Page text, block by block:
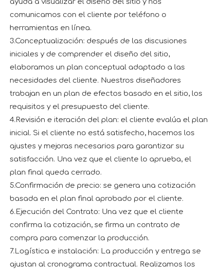
ayuda a visualizar el diseño del sitio y nos
comunicamos con el cliente por teléfono o
herramientas en línea.
3.Conceptualización: después de las discusiones
iniciales y de comprender el diseño del sitio,
elaboramos un plan conceptual adaptado a las
necesidades del cliente. Nuestros diseñadores
trabajan en un plan de efectos basado en el sitio, los
requisitos y el presupuesto del cliente.
4.Revisión e iteración del plan: el cliente evalúa el plan
inicial. Si el cliente no está satisfecho, hacemos los
ajustes y mejoras necesarios para garantizar su
satisfacción. Una vez que el cliente lo aprueba, el
plan final queda cerrado.
5.Confirmación de precio: se genera una cotización
basada en el plan final aprobado por el cliente.
6.Ejecución del Contrato: Una vez que el cliente
confirma la cotización, se firma un contrato de
compra para comenzar la producción.
7.Logística e instalación: La producción y entrega se
ajustan al cronograma contractual. Realizamos los